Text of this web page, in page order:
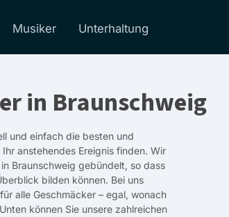
Musiker Unterhaltung
in Braunschweig
und einfach die besten und
anstehendes Ereignis finden. Wir
Braunschweig gebündelt, so dass
bilden können. Bei uns
alle Geschmäcker – egal, wonach
können Sie unsere zahlreichen